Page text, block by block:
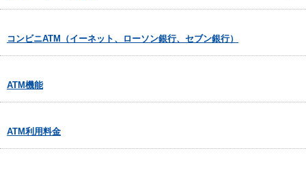
コンビニATM（イーネット、ローソン銀行、セブン銀行）
ATM機能
ATM利用料金